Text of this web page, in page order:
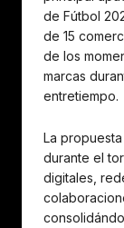
de Fútbol
de 15
de los
marcas
entretiempo.
La
durante el
digitales,